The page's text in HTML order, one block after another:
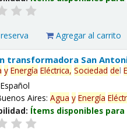
Agregar al carrito
transformadora San
y Energía Eléctrica, Sociedad del
Español
Aires:Agua y Energía
Ítems disponibles